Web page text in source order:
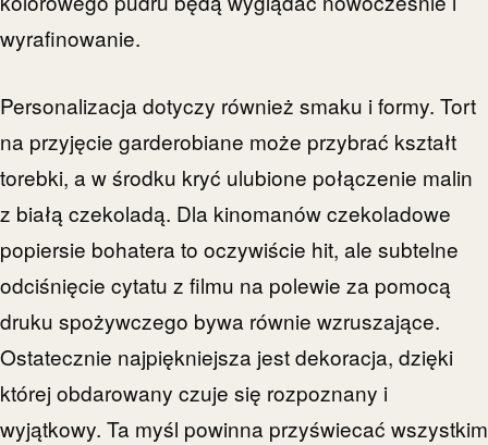
wyrafinowanie.
Personalizacja dotyczy również smaku i formy. Tort
na przyjęcie garderobiane może przybrać kształt
torebki, a w środku kryć ulubione połączenie malin
z białą czekoladą. Dla kinomanów czekoladowe
popiersie bohatera to oczywiście hit, ale subtelne
odciśnięcie cytatu z filmu na polewie za pomocą
druku spożywczego bywa równie wzruszające.
Ostatecznie najpiękniejsza jest dekoracja, dzięki
której obdarowany czuje się rozpoznany i
wyjątkowy. Ta myśl powinna przyświecać wszystkim